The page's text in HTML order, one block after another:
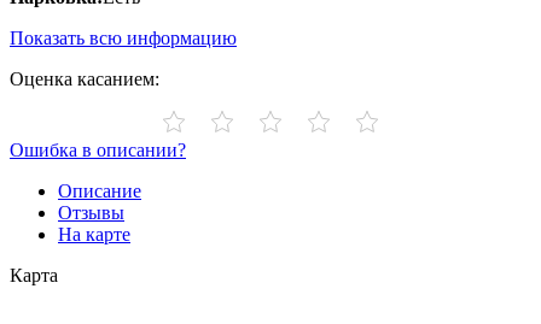
Показать всю информацию
Оценка касанием:
Ошибка в описании?
Описание
Отзывы
На карте
Карта